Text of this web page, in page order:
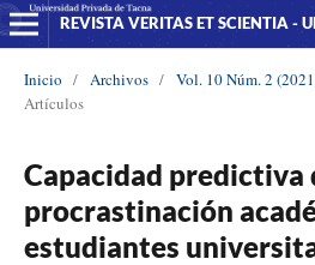
REVISTA VERITAS ET SCIENTIA -
Inicio / Archivos / Vol. 10 Núm. 2
Artículos
Capacidad predictiva
procrastinación
estudiantes